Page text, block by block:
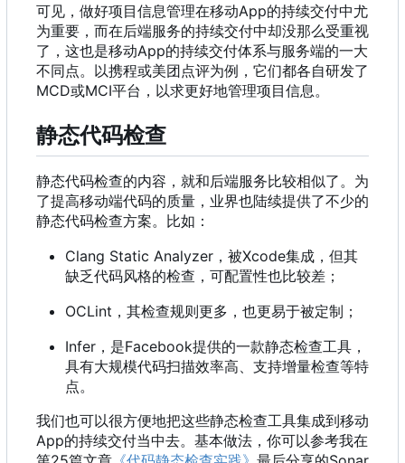
可见 ， 做好项目信息管理在移动App的持续交付中尤
为重要 ， 而在后端服务的持续交付中却没那么受重视
了 ， 这也是移动App的持续交付体系与服务端的一大
不同点。以携程或美团点评为例 ， 它们都各自研发了
MCD或MCI平台 ， 以求更好地管理项目信息。
静态代码检查
静态代码检查的内容，就和后端服务比较相似了。为
了提高移动端代码的质量，业界也陆续提供了不少的
静态代码检查方案。比如：
Clang Static Analyzer ， 被Xcode集成 ， 但其
缺乏代码风格的检查 ， 可配置性也比较差 ；
OCLint ， 其检查规则更多 ， 也更易于被定制 ；
Infer ， 是Facebook提供的一款静态检查工具 ，
具有大规模代码扫描效率高、支持增量检查等特
点。
我们也可以很方便地把这些静态检查工具集成到移动
App的持续交付当中去。基本做法 ， 你可以参考我在